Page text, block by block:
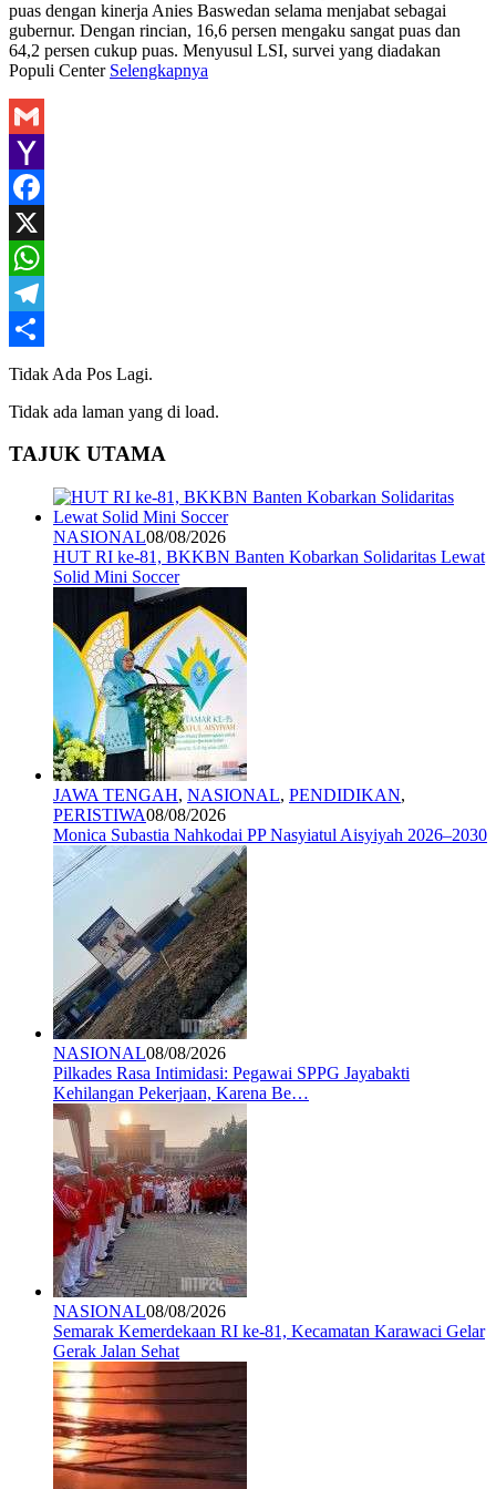
puas dengan kinerja Anies Baswedan selama menjabat sebagai
gubernur. Dengan rincian, 16,6 persen mengaku sangat puas dan
64,2 persen cukup puas. Menyusul LSI, survei yang diadakan
Populi Center Selengkapnya
Gmail
Yahoo
Mail
Facebook
X
WhatsApp
Telegram
Share
Tidak Ada Pos Lagi.
Tidak ada laman yang di load.
TAJUK UTAMA
NASIONAL08/08/2026
HUT RI ke-81, BKKBN Banten Kobarkan Solidaritas Lewat
Solid Mini Soccer
JAWA TENGAH, NASIONAL, PENDIDIKAN,
PERISTIWA08/08/2026
Monica Subastia Nahkodai PP Nasyiatul Aisyiyah 2026–2030
NASIONAL08/08/2026
Pilkades Rasa Intimidasi: Pegawai SPPG Jayabakti
Kehilangan Pekerjaan, Karena Be…
NASIONAL08/08/2026
Semarak Kemerdekaan RI ke-81, Kecamatan Karawaci Gelar
Gerak Jalan Sehat